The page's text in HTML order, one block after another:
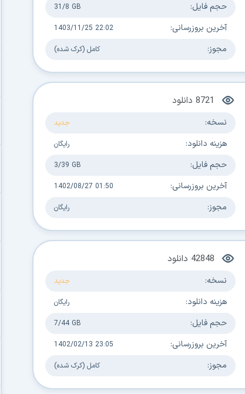
حجم فایل: 31/8 GB
آخرین بروزرسانی: 1403/11/25 22:02
مجوز: کامل (کرک شده)
8721 دانلود
نسخه: جدید
هزینه دانلود: رایگان
حجم فایل: 3/39 GB
آخرین بروزرسانی: 1402/08/27 01:50
مجوز: رایگان
42848 دانلود
نسخه: جدید
هزینه دانلود: رایگان
حجم فایل: 7/44 GB
آخرین بروزرسانی: 1402/02/13 23:05
مجوز: کامل (کرک شده)